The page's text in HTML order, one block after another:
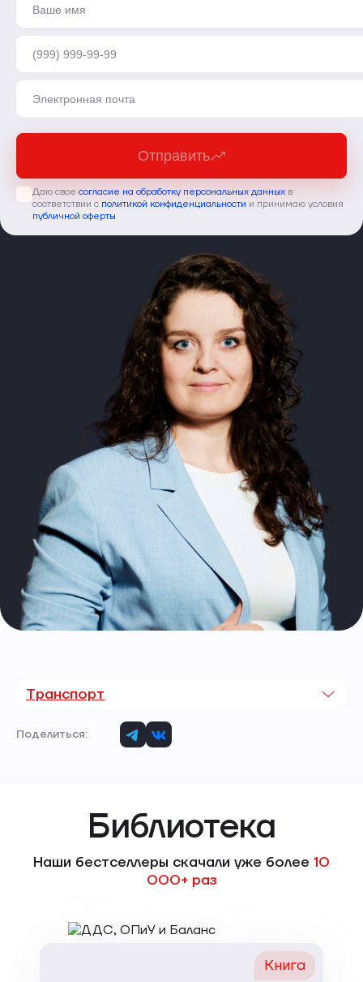
Даю свое согласие на обработку персональных данных в
соответствии с политикой конфиденциальности и принимаю условия
публичной оферты
Отправить
Транспорт
Поделиться:
Библиотека
Наши бестселлеры скачали уже более 10
000+ раз
Книга